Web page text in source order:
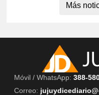
Más
Móvil / WhatsApp: 388-
Correo: